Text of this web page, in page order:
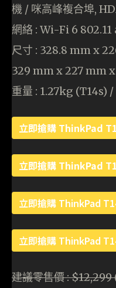
機 / 咪高峰複合埠,
網絡 : Wi-Fi 6 802.11
尺寸 : 328.8 mm x
329 mm x 227 mm x
重量 : 1.27kg (T14s)
立即搶購 ThinkPad
立即搶購 ThinkPad
立即搶購 ThinkPad
立即搶購 ThinkPad
建議零售價 :